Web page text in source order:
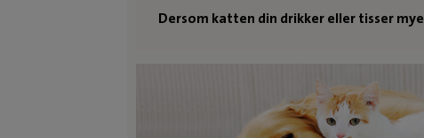
Dersom katten din drikker eller tisser mye